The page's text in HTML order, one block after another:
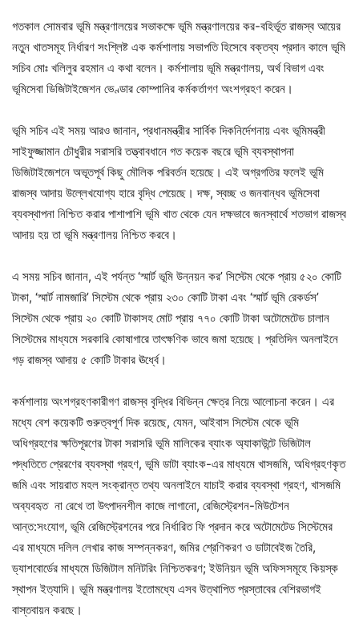
গতকাল সোমবার ভূমি মন্ত্রণালয়ের সভাকক্ষে ভূমি মন্ত্রণালয়ের কর-বহির্ভূত রাজস্ব আয়ের
নতুন খাতসমূহ নির্ধারণ সংশ্লিষ্ট এক কর্মশালায় সভাপতি হিসেবে বক্তব্য প্রদান কালে ভূমি
সচিব মোঃ খলিলুর রহমান এ কথা বলেন। কর্মশালায় ভূমি মন্ত্রণালয়, অর্থ বিভাগ এবং
ভূমিসেবা ডিজিটাইজেশন ভেণ্ডার কোম্পানির কর্মকর্তাগণ অংশগ্রহণ করেন।
ভূমি সচিব এই সময় আরও জানান, প্রধানমন্ত্রীর সার্বিক দিকনির্দেশনায় এবং ভূমিমন্ত্রী
সাইফুজ্জামান চৌধুরীর সরাসরি তত্ত্বাবধানে গত কয়েক বছরে ভূমি ব্যবস্থাপনা
ডিজিটাইজেশনে অভূতপূর্ব কিছু মৌলিক পরিবর্তন হয়েছে। এই অগ্রগতির ফলেই ভূমি
রাজস্ব আদায় উল্লেখযোগ্য হারে বৃদ্ধি পেয়েছে। দক্ষ, স্বচ্ছ ও জনবান্ধব ভূমিসেবা
ব্যবস্থাপনা নিশ্চিত করার পাশাপাশি ভূমি খাত থেকে যেন দক্ষভাবে জনস্বার্থে শতভাগ রাজস্ব
আদায় হয় তা ভূমি মন্ত্রণালয় নিশ্চিত করবে।
এ সময় সচিব জানান, এই পর্যন্ত ‘স্মার্ট ভূমি উন্নয়ন কর’ সিস্টেম থেকে প্রায় ৫২০ কোটি
টাকা, ‘স্মার্ট নামজারি’ সিস্টেম থেকে প্রায় ২৩০ কোটি টাকা এবং ‘স্মার্ট ভূমি রেকর্ডস’
সিস্টেম থেকে প্রায় ২০ কোটি টাকাসহ মোট প্রায় ৭৭০ কোটি টাকা অটোমেটেড চালান
সিস্টেমের মাধ্যমে সরকারি কোষাগারে তাৎক্ষণিক ভাবে জমা হয়েছে। প্রতিদিন অনলাইনে
গড় রাজস্ব আদায় ৫ কোটি টাকার ঊর্ধ্বে।
কর্মশালায় অংশগ্রহণকারীগণ রাজস্ব বৃদ্ধির বিভিন্ন ক্ষেত্র নিয়ে আলোচনা করেন। এর
মধ্যে বেশ কয়েকটি গুরুত্বপূর্ণ দিক রয়েছে, যেমন, আইবাস সিস্টেম থেকে ভূমি
অধিগ্রহণের ক্ষতিপূরণের টাকা সরাসরি ভূমি মালিকের ব্যাংক অ্যাকাউন্টে ডিজিটাল
পদ্ধতিতে প্রেরণের ব্যবস্থা গ্রহণ, ভূমি ডাটা ব্যাংক-এর মাধ্যমে খাসজমি, অধিগ্রহণকৃত
জমি এবং সায়রাত মহল সংক্রান্ত তথ্য অনলাইনে যাচাই করার ব্যবস্থা গ্রহণ, খাসজমি
অব্যবহৃত না রেখে তা উৎপাদনশীল কাজে লাগানো, রেজিস্ট্রেশন-মিউটেশন
আন্ত:সংযোগ, ভূমি রেজিস্ট্রেশনের পরে নির্ধারিত ফি প্রদান করে অটোমেটেড সিস্টেমের
এর মাধ্যমে দলিল লেখার কাজ সম্পন্নকরণ, জমির শ্রেণিকরণ ও ডাটাবেইজ তৈরি,
ড্যাশবোর্ডের মাধ্যমে ডিজিটাল মনিটরিং নিশ্চিতকরণ; ইউনিয়ন ভূমি অফিসসমূহে কিয়স্ক
স্থাপন ইত্যাদি। ভূমি মন্ত্রণালয় ইতোমধ্যে এসব উত্থাপিত প্রস্তাবের বেশিরভাগই
বাস্তবায়ন করছে।